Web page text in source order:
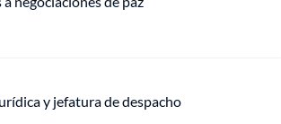
y jefatura de despacho